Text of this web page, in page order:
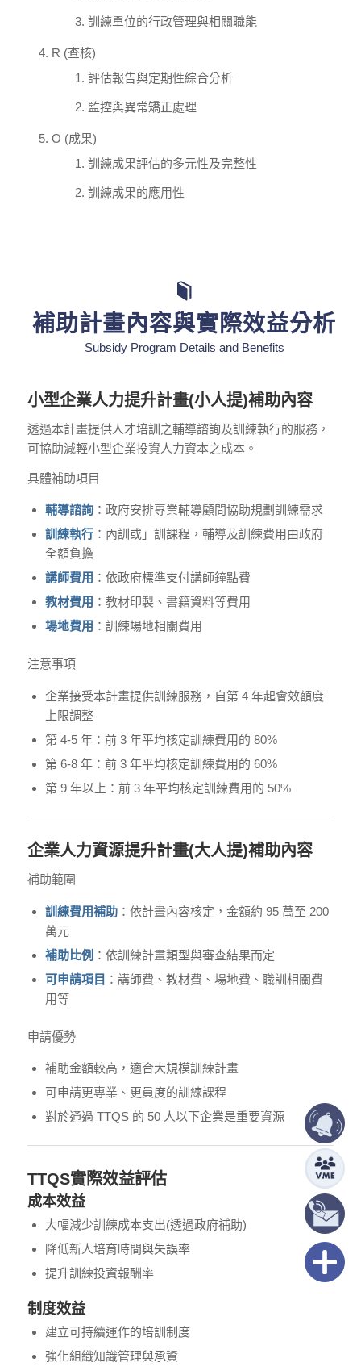
訓練單位的行政管理與相關職能
R (查核)
評估報告與定期性綜合分析
監控與異常矯正處理
O (成果)
訓練成果評估的多元性及完整性
訓練成果的應用性
補助計畫內容與實際效益分析
Subsidy Program Details and Benefits
小型企業人力提升計畫(小人提)補助內容
透過本計畫提供人才培訓之輔導諮詢及訓練執行的服務，
可協助減輕小型企業投資人力資本之成本。
具體補助項目
輔導諮詢：政府安排專業輔導顧問協助規劃訓練需求
訓練執行：內訓或」訓課程，輔導及訓練費用由政府
全額負擔
講師費用 ：依政府標準支付講師鐘點費
教材費用 ：教材印製、書籍資料等費用
場地費用 ：訓練場地相關費用
注意事項
企業接受本計畫提供訓練服務，自第 4 年起會效額度
上限調整
第 4-5 年：前 3 年平均核定訓練費用的 80%
第 6-8 年：前 3 年平均核定訓練費用的 60%
第 9 年以上：前 3 年平均核定訓練費用的 50%
企業人力資源提升計畫(大人提)補助內容
補助範圍
訓練費用補助：依計畫內容核定，金額約 95 萬至 200
萬元
補助比例 ：依訓練計畫類型與審查結果而定
可申請項目 ：講師費、教材費、場地費、職訓相關費
用等
申請優勢
補助金額較高，適合大規模訓練計畫
可申請更專業、更員度的訓練課程
對於通過 TTQS 的 50 人以下企業是重要資源
TTQS實際效益評估
成本效益
大幅減少訓練成本支出(透過政府補助)
降低新人培育時間與失誤率
提升訓練投資報酬率
制度效益
建立可持續運作的培訓制度
強化組織知識管理與承資